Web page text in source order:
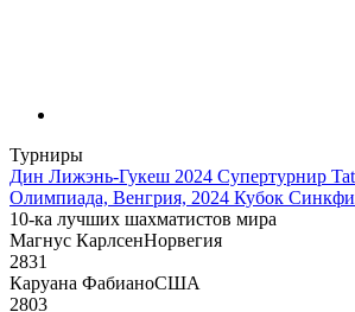
Турниры
Дин Лижэнь-Гукеш 2024 Супертурнир
Олимпиада, Венгрия, 2024 Кубок
10-ка лучших шахматистов мира
Магнус КарлсенНорвегия
2831
Каруана ФабианоСША
2803